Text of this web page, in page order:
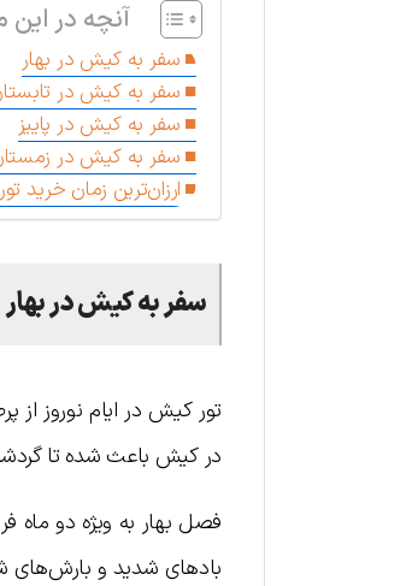
آنچه در
سفر به کیش در بهار
سفر به کیش در
سفر به کیش در پاییز
سفر به کیش در
ارزان‌ترین زمان خرید
سفر به کیش در بهار
تور کیش در ایام نوروز از
در کیش باعث شده تا
فصل بهار به ویژه دو
بادهای شدید و بارش‌های